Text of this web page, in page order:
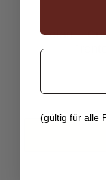
Rotari –
(gültig für alle